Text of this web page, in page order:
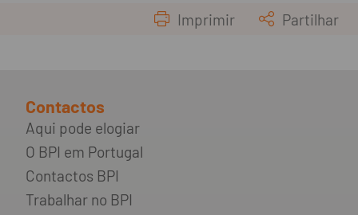
Imprimir Partilhar
Contactos
Aqui pode elogiar
O BPI em Portugal
Contactos BPI
Trabalhar no BPI